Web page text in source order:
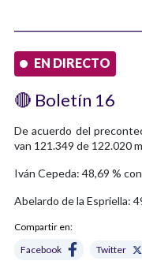
EN DIRECTO
🔴 Boletín 16
De acuerdo del
van 121.349 de 122.020
Iván Cepeda: 48,69 %
Abelardo de la Espriella:
Compartir en:
Facebook
Twitter